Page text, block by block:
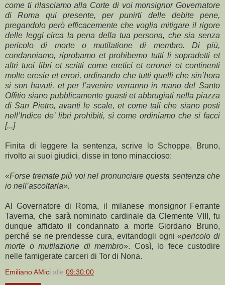
come ti rilasciamo alla Corte di voi monsignor Governatore
di Roma qui presente, per punirti delle debite pene,
pregandolo però efficacemente che voglia mitigare il rigore
delle leggi circa la pena della tua persona, che sia senza
pericolo di morte o mutilatione di membro. Di più,
condanniamo, riprobamo et prohibemo tutti li sopradetti et
altri tuoi libri et scritti come eretici et erronei et continenti
molte eresie et errori, ordinando che tutti quelli che sin’hora
si son havuti, et per l’avenire verranno in mano del Santo
Offitio siano pubblicamente guasti et abbrugiati nella piazza
di San Pietro, avanti le scale, et come tali che siano posti
nell’Indice de’ libri prohibiti, sì come ordiniamo che si facci
[...]
Finita di leggere la sentenza, scrive lo Schoppe, Bruno,
rivolto ai suoi giudici, disse in tono minaccioso:
«Forse tremate più voi nel pronunciare questa sentenza che
io nell’ascoltarla».
Al Governatore di Roma, il milanese monsignor Ferrante
Taverna, che sarà nominato cardinale da Clemente VIII, fu
dunque affidato il condannato a morte Giordano Bruno,
perché se ne prendesse cura, evitandogli ogni «pericolo di
morte o mutilazione di membro». Così, lo fece custodire
nelle famigerate carceri di Tor di Nona.
Emiliano AMici alle 09:30:00